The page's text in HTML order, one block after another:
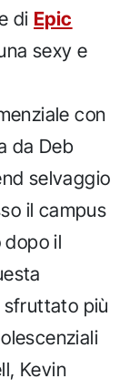
di Epic
sexy e
con
da Deb
selvaggio
il campus
il
sfruttato più
Kevin